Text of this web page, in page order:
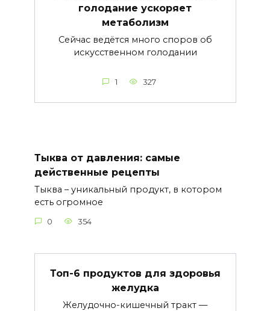
голодание ускоряет
метаболизм
Сейчас ведётся много споров об
искусственном голодании
1 327
Тыква от давления: самые
действенные рецепты
Тыква – уникальный продукт, в котором
есть огромное
0 354
Топ-6 продуктов для здоровья
желудка
Желудочно-кишечный тракт —